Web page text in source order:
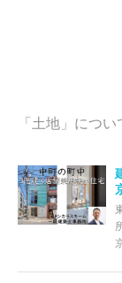
「土地」につ